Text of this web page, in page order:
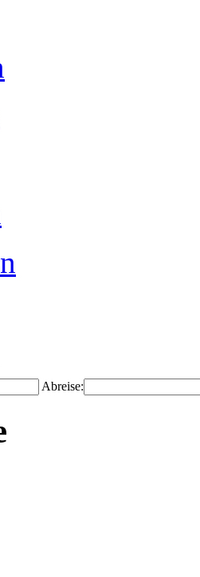
Abreise: